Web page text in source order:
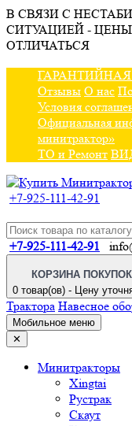
В СВЯЗИ С
СИТУАЦИЕЙ -
ОТЛИЧАТЬСЯ
Отзывы О нас
Условия
Официальная
минитрактор»
ТО и Ремонт
+7-925-111-42-91
+7-925-111-42-91
КОРЗИНА ПОКУПОК
0 товар(ов) - Цену
Трактора Навесное
Мобильное меню
✕
Минитракторы
Xingtai
Рустрак
Скаут